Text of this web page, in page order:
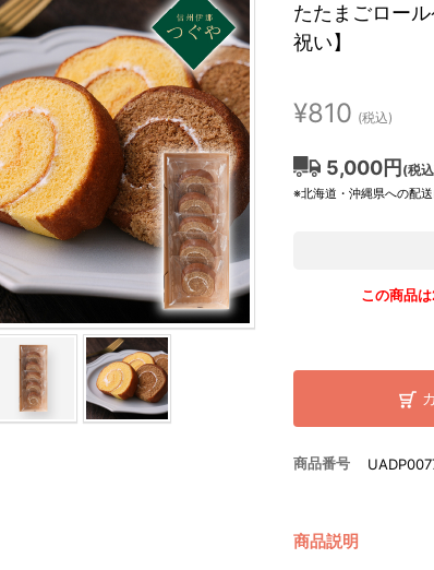
たたまごロー
祝い】
¥810 (税込)
5,000円 (税
※北海道・沖縄県への配
この商品
商品番号
商品説明